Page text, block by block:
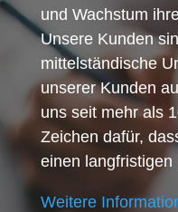
und Wachstum
Unsere Kunden
mittelständische
unserer Kunden
uns seit mehr als
Zeichen dafür,
einen
Weitere